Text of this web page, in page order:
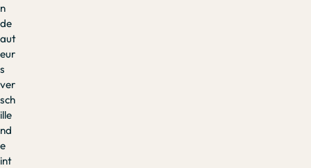
n
de
aut
eur
s
ver
sch
ille
nd
e
int